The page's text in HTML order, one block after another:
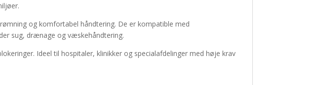
og komfortabel håndtering. De er kompatible med
sug, drænage og væskehåndtering.
Ideel til hospitaler, klinikker og specialafdelinger med høje krav